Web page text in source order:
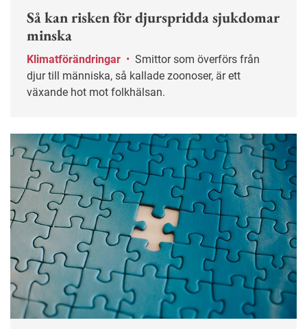
Så kan risken för djurspridda sjukdomar
minska
Klimatförändringar •
djur till människa, så kallade zoonoser, är ett
växande hot mot folkhälsan.